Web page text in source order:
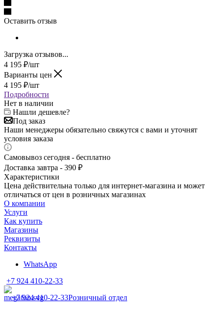
Оставить отзыв
Загрузка отзывов...
4 195 ₽/шт
Варианты цен
4 195 ₽/шт
Подробности
Нет в наличии
Нашли дешевле?
Под заказ
Наши менеджеры обязательно свяжутся с вами и уточнят
условия заказа
Самовывоз сегодня - бесплатно
Доставка завтра - 390 ₽
Характеристики
Цена действительна только для интернет-магазина и может
отличаться от цен в розничных магазинах
О компании
Услуги
Как купить
Магазины
Реквизиты
Контакты
WhatsApp
+7 924 410-22-33
+7 924 410-22-33Розничный отдел